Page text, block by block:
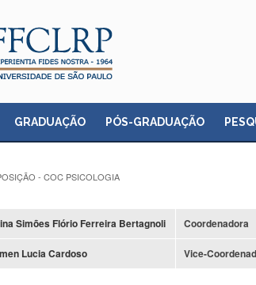
GRADUAÇÃO PÓS-GRADUAÇÃO
- COC PSICOLOGIA
Simões Flório Ferreira Bertagnoli Coordenadora
Lucia Cardoso Vice-